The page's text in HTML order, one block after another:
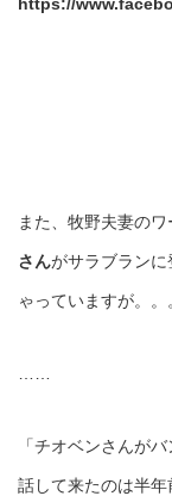
また、牧野夫妻のワ
さんがサラブラン
ゃっていますが。。
「チオベンさんが
話して来たのは半